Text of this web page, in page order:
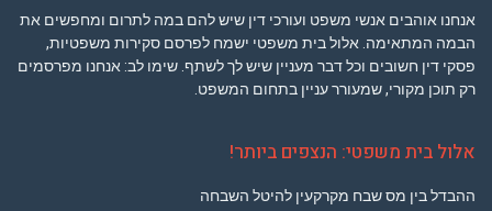
אנחנו אוהבים אנשי משפט ועורכי דין שיש להם במה לתרום ומחפשים את
הבמה המתאימה. אלול בית משפטי ישמח לפרסם סקירות משפטיות,
פסקי דין חשובים וכל דבר מעניין שיש לך לשתף. שימו לב: אנחנו מפרסמים
רק תוכן מקורי, שמעורר עניין בתחום המשפט.
אלול בית משפטי: הנצפים ביותר!
ההבדל בין מס שבח מקרקעין להיטל השבחה